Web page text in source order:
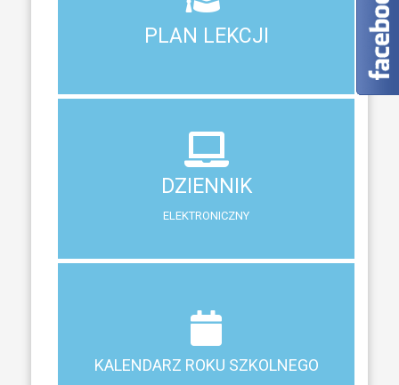
PLAN LEKCJI
PLAN LEKCJI
DZIENNIK
ELEKTRONICZNY
DZIENNIK
ELEKTRONICZNY
System zewnętrzny do śledzenia postępów w nauce
KALENDARZ ROKU SZKOLNEGO
KALENDARZ ROKU SZKOLNEGO
Terminy ferii, matur, zebrań i klasyfikacji